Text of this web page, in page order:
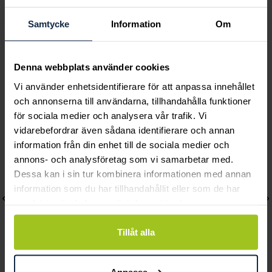
Samtycke Information Om
Denna webbplats använder cookies
Vi använder enhetsidentifierare för att anpassa innehållet
och annonserna till användarna, tillhandahålla funktioner
för sociala medier och analysera vår trafik. Vi
vidarebefordrar även sådana identifierare och annan
information från din enhet till de sociala medier och
annons- och analysföretag som vi samarbetar med.
Dessa kan i sin tur kombinera informationen med annan
information som du har tillhandahållit eller som de har
Tillåt alla
spegelurtavla
Pris:18 950 kr
18 950 kr
Pris
5 500 kr
Andra köpte också